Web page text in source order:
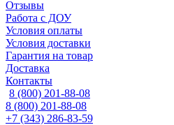
Отзывы
Работа с ДОУ
Условия оплаты
Условия доставки
Гарантия на товар
Доставка
Контакты
8 (800) 201-88-08
8 (800) 201-88-08
+7 (343) 286-83-59